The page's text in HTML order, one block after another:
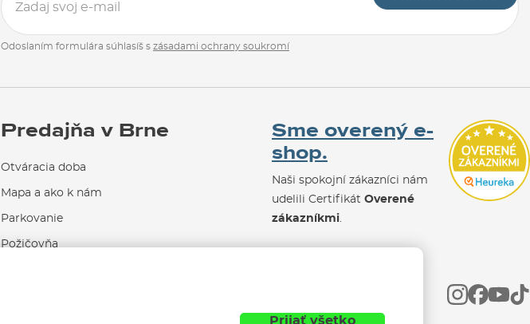
Odoslaním formulára súhlasíš s zásadami ochrany soukromí
Predajňa v Brne
Otváracia doba
Mapa a ako k nám
Parkovanie
Požičovňa
Sme overený e-
shop.
Naši spokojní zákazníci nám
udelili Certifikát Overené
zákazníkmi.
Prijať všetko